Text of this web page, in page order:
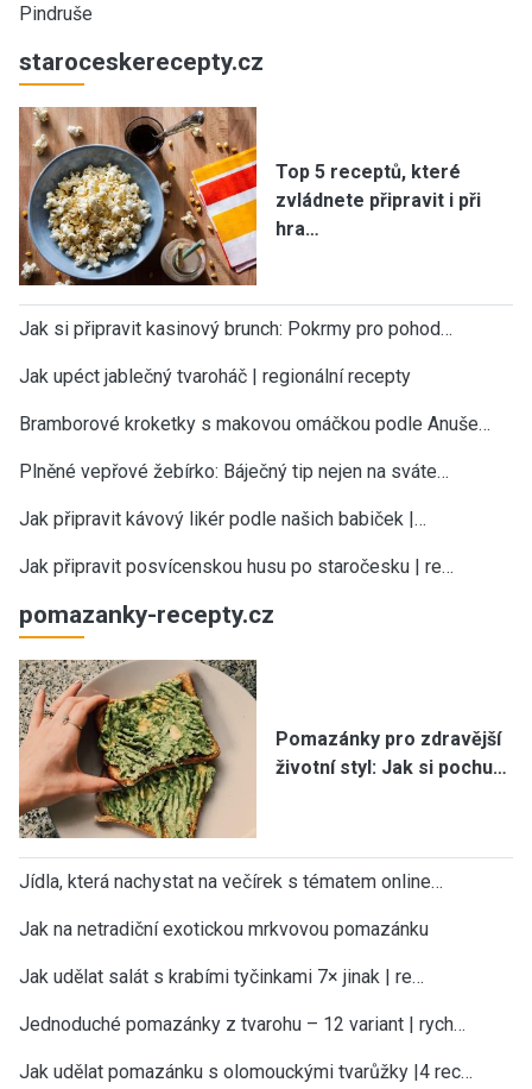
Pindruše
staroceskerecepty.cz
Top 5 receptů, které
zvládnete připravit i při
hra…
Jak si připravit kasinový brunch: Pokrmy pro pohod…
Jak upéct jablečný tvaroháč | regionální recepty
Bramborové kroketky s makovou omáčkou podle Anuše…
Plněné vepřové žebírko: Báječný tip nejen na sváte…
Jak připravit kávový likér podle našich babiček |…
Jak připravit posvícenskou husu po staročesku | re…
pomazanky-recepty.cz
Pomazánky pro zdravější
životní styl: Jak si pochu…
Jídla, která nachystat na večírek s tématem online…
Jak na netradiční exotickou mrkvovou pomazánku
Jak udělat salát s krabími tyčinkami 7× jinak | re…
Jednoduché pomazánky z tvarohu – 12 variant | rych…
Jak udělat pomazánku s olomouckými tvarůžky |4 rec…